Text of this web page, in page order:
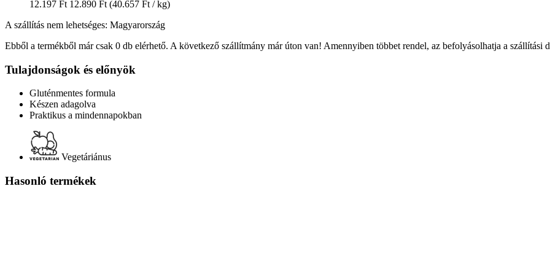
12.197 Ft 12.890 Ft (40.657 Ft / kg)
A szállítás nem lehetséges: Magyarország
Ebből a termékből már csak 0 db elérhető. A következő szállítmány már úton van! Amennyiben többet rendel, az befolyásolhatja a szállítási
Tulajdonságok és előnyök
Gluténmentes formula
Készen adagolva
Praktikus a mindennapokban
Vegetáriánus
Hasonló termékek